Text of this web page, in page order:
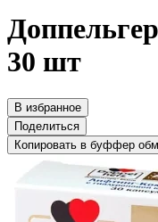
30 шт
В избранное
Поделиться
Копировать в буффер